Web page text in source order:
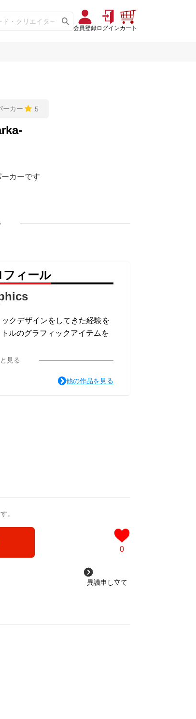
会員登録ログインカート
ーカー 5
カーです
ィール
クデザインをしてきた経験を
ルのグラフィックアイテムを
見る
他の作品を見る
。
0
異議申し立て